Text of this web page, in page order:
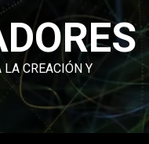
CREACIÓN Y